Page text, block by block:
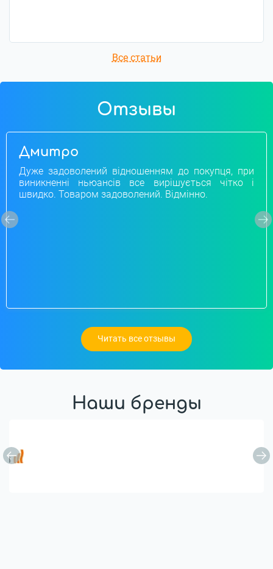
Все статьи
Отзывы
Дмитро
Дуже задоволений відношенням до покупця, при
виникненні ньюансів все вирішується чітко і
швидко. Товаром задоволений. Відмінно.
Читать все отзывы
Наши бренды